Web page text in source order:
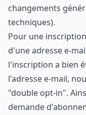
changements
techniques).
Pour une
d'une adresse e-
l'inscription a bien
l'adresse e-mail,
"double opt-in".
demande